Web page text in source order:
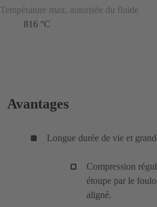
Température max. autorisée du fluide
816 °C
Avantages
Longue durée de vie et
Compression
étoupe par le
aligné.